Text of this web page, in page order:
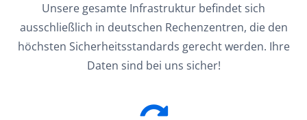
Unsere gesamte Infrastruktur befindet sich
ausschließlich in deutschen Rechenzentren, die den
höchsten Sicherheitsstandards gerecht werden. Ihre
Daten sind bei uns sicher!